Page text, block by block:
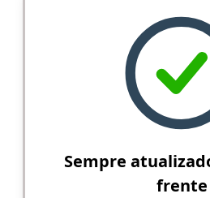
Sempre
frente